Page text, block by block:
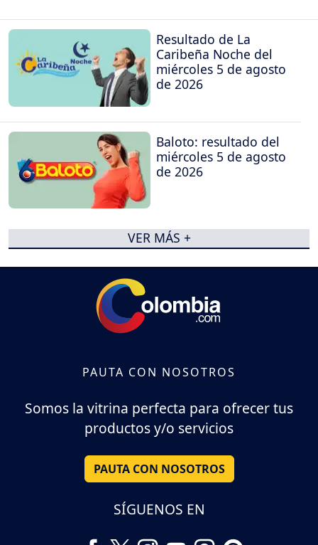
Resultado de La
Caribeña Noche del
miércoles 5 de agosto
de 2026
Baloto: resultado del
miércoles 5 de agosto
de 2026
VER MÁS +
PAUTA CON NOSOTROS
Somos la vitrina perfecta para ofrecer tus
productos y/o servicios
PAUTA CON NOSOTROS
SÍGUENOS EN